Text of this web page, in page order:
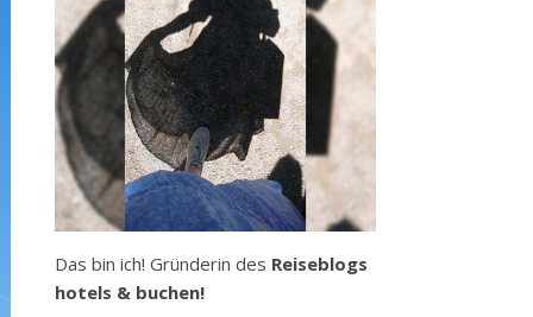
Das bin ich! Gründerin des Reiseblogs
hotels & buchen!